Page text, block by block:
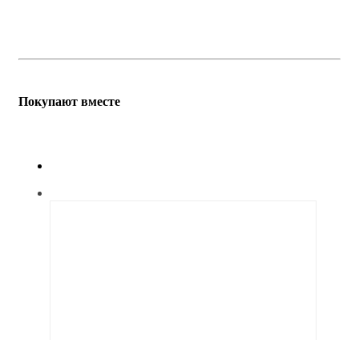
Покупают вместе